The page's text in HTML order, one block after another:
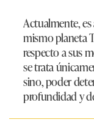
Actualmente,
mismo planeta
respecto a sus
se trata
sino, poder
profundidad y